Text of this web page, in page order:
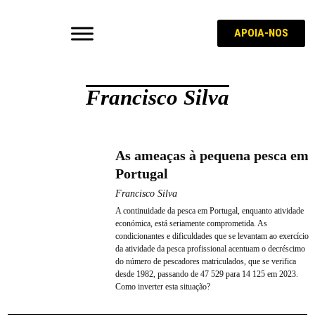
APOIA-NOS
Francisco Silva
As ameaças à pequena pesca em
Portugal
Francisco Silva
A continuidade da pesca em Portugal, enquanto atividade
económica, está seriamente comprometida. As
condicionantes e dificuldades que se levantam ao exercício
da atividade da pesca profissional acentuam o decréscimo
do número de pescadores matriculados, que se verifica
desde 1982, passando de 47 529 para 14 125 em 2023.
Como inverter esta situação?